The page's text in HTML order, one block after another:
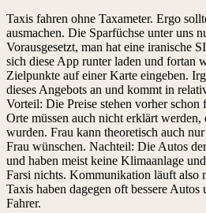
Taxis fahren ohne Taxameter. Ergo
ausmachen. Die Sparfüchse unter uns
Vorausgesetzt, man hat eine iranische
sich diese App runter laden und fortan
Zielpunkte auf einer Karte eingeben.
dieses Angebots an und kommt in
Vorteil: Die Preise stehen vorher schon
Orte müssen auch nicht erklärt werden,
wurden. Frau kann theoretisch auch
Frau wünschen. Nachteil: Die Autos
und haben meist keine Klimaanlage
Farsi nichts. Kommunikation läuft also
Taxis haben dagegen oft bessere Autos
Fahrer.